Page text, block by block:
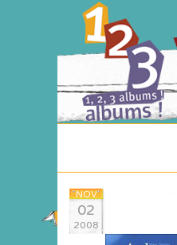
NOV
02
2008